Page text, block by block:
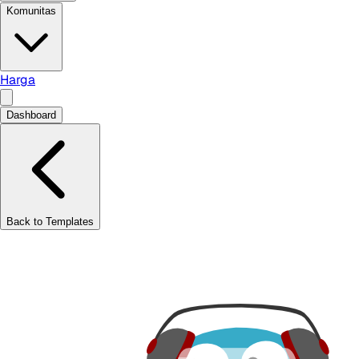
Komunitas
Harga
Dashboard
Back to Templates